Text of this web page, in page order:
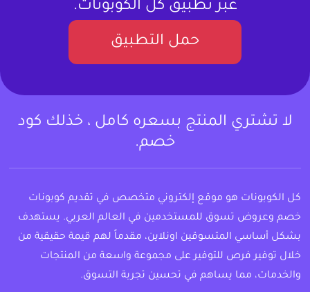
عبر تطبيق كل الكوبونات.
حمل التطبيق
لا تشتري المنتج بسعره كامل ، خذلك كود
خصم.
كل الكوبونات هو موقع إلكتروني متخصص في تقديم كوبونات
خصم وعروض تسوق للمستخدمين في العالم العربي. يستهدف
بشكل أساسي المتسوقين اونلاين، مقدماً لهم قيمة حقيقية من
خلال توفير فرص للتوفير على مجموعة واسعة من المنتجات
والخدمات، مما يساهم في تحسين تجربة التسوق.